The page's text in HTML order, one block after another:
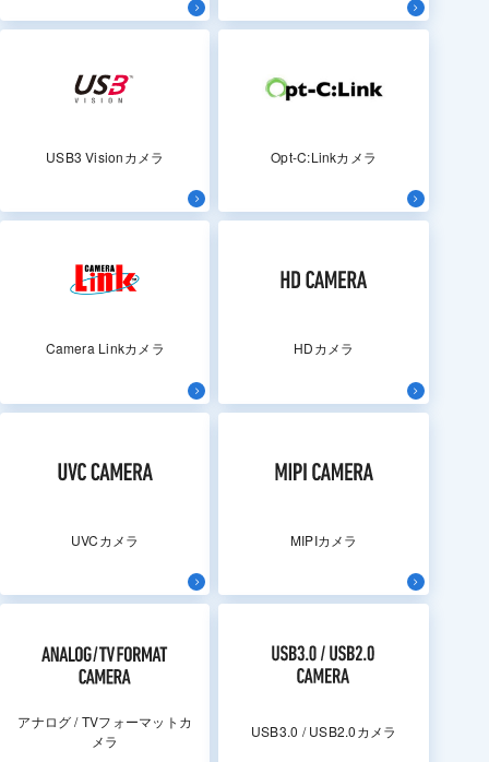
USB3 Visionカメラ Opt-C:Linkカメラ
Camera Linkカメラ HDカメラ
UVCカメラ MIPIカメラ
アナログ / TVフォーマットカ
メラ
USB3.0 / USB2.0カメラ